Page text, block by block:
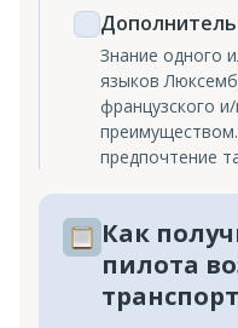
Знание одного
языков
французского
предпочтение
Как
пилота